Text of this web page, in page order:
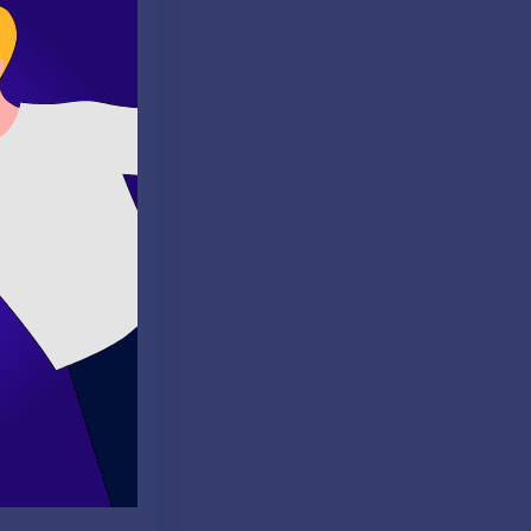
çeviri
sonuçları
kontrol